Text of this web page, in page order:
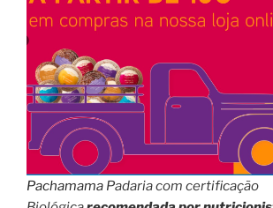
Pachamama Padaria com certificação